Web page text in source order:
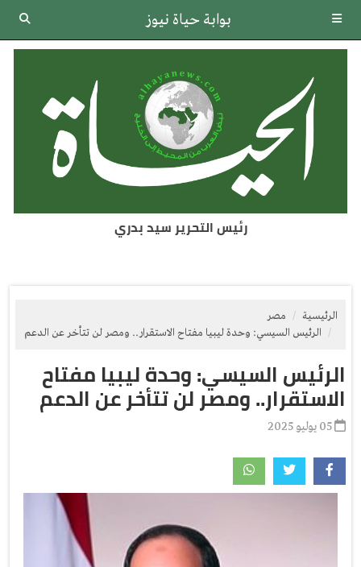
بوابة حياة نيوز
رئيس التحرير سيد بدري
الرئيسية
مصر
الرئيس السيسي: وحدة ليبيا مفتاح الاستقرار.. ومصر لن تتأخر عن الدعم
الرئيس السيسي: وحدة ليبيا مفتاح
الاستقرار.. ومصر لن تتأخر عن الدعم